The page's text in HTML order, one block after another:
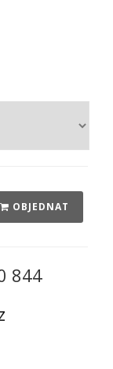
OBJEDNAT
844